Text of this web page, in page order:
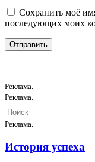
Сохранить моё
последующих моих
Реклама.
Реклама.
Реклама.
История успеха